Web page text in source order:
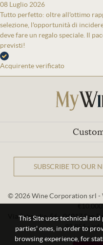
08 Luglio 2026
Tutto perfetto: oltre all'ottimo
selezione, l'opportunità di
deve fare un regalo speciale. Il
previsti!
Acquirente verificato
This Site uses technical
parties' ones, in order to
browsing experience, for
SUBSCRIBE TO OUR
© 2026 Wine Corporation srl -
Via Sabaudia, 56 - 04017 San
93 956 -